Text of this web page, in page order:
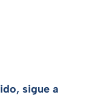
sigue a